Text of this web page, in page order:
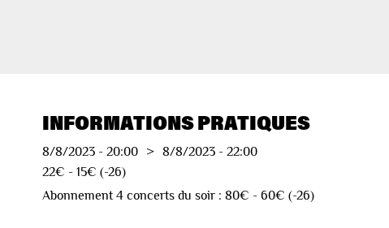
INFORMATIONS PRATIQUES
8/8/2023 -20:00 > 8/8/2023 -22:00
22€ - 15€ (-26)
Abonnement 4 concerts du soir : 80€ - 60€ (-26)